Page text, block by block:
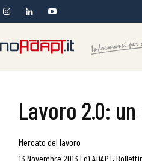
Lavoro 2.0:
Mercato del lavoro
13 Novembre 2013 | di ADAPT,